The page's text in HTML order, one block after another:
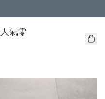
於 本地送貨、本地取貨 )
氣零